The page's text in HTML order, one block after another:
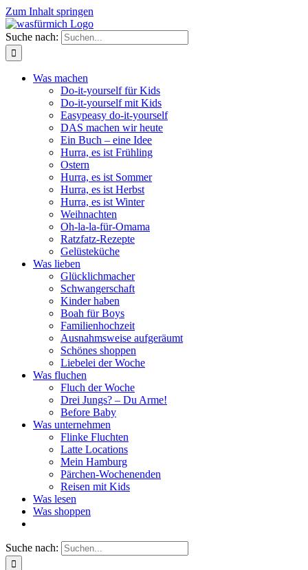
Zum Inhalt springen
Suche nach:
Was machen
Do-it-yourself für Kids
Do-it-yourself mit Kids
Easypeasy do-it-yourself
DAS machen wir heute
Ein Buch – eine Idee
Hurra, es ist Frühling
Ostern
Hurra, es ist Sommer
Hurra, es ist Herbst
Hurra, es ist Winter
Weihnachten
Oh-la-la-für-Omama
Ratzfatz-Rezepte
Gelüsteküche
Was lieben
Glücklichmacher
Schwangerschaft
Kinder haben
Boah für Boys
Familienhochzeit
Ausnahmsweise aufgeräumt
Schönes shoppen
Liebelei der Woche
Was fluchen
Fluch der Woche
Drei Jungs? – Du Arme!
Before Baby
Was unternehmen
Flinke Fluchten
Latte Locations
Mein Hamburg
Pärchen-Wochenenden
Reisen mit Kids
Was lesen
Was shoppen
Suche nach: